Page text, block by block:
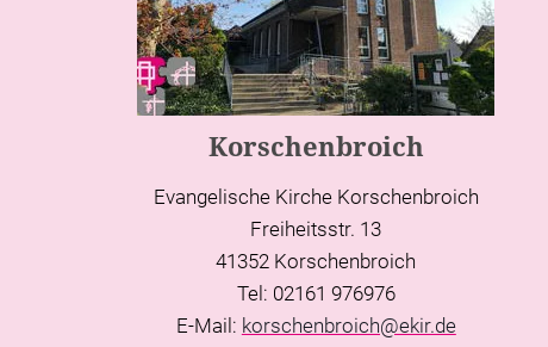
Korschenbroich
Evangelische Kirche Korschenbroich
Freiheitsstr. 13
41352 Korschenbroich
Tel: 02161 976976
E-Mail: korschenbroich@ekir.de